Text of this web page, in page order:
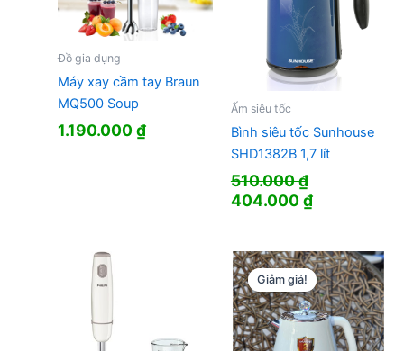
Đồ gia dụng
Máy xay cầm tay Braun
MQ500 Soup
1.190.000₫
Ấm siêu tốc
Bình siêu tốc Sunhouse
SHD1382B 1,7 lít
510.000₫
Giá
510.000 ₫.
404.000₫Giá
là:
404.000 ₫.
Giảm giá!
Giảm giá!